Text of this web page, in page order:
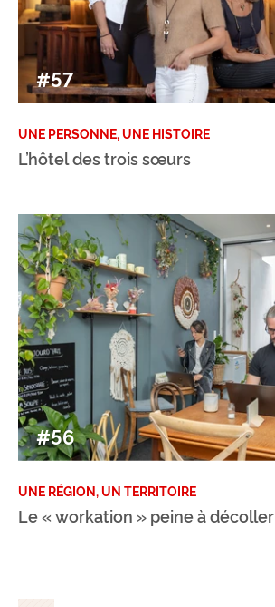
#57
UNE PERSONNE, UNE HISTOIRE
L’hôtel des trois sœurs
#56
UNE RÉGION, UN TERRITOIRE
Le « workation » peine à décoller